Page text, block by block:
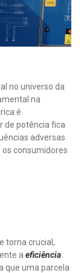
no universo da
na
é
de potência fica
adversas
consumidores
torna crucial,
a eficiência
que uma parcela